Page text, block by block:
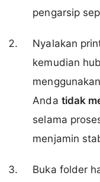
pengarsip
Nyalakan
kemudian
Anda tidak
selama
menjamin
Buka folder